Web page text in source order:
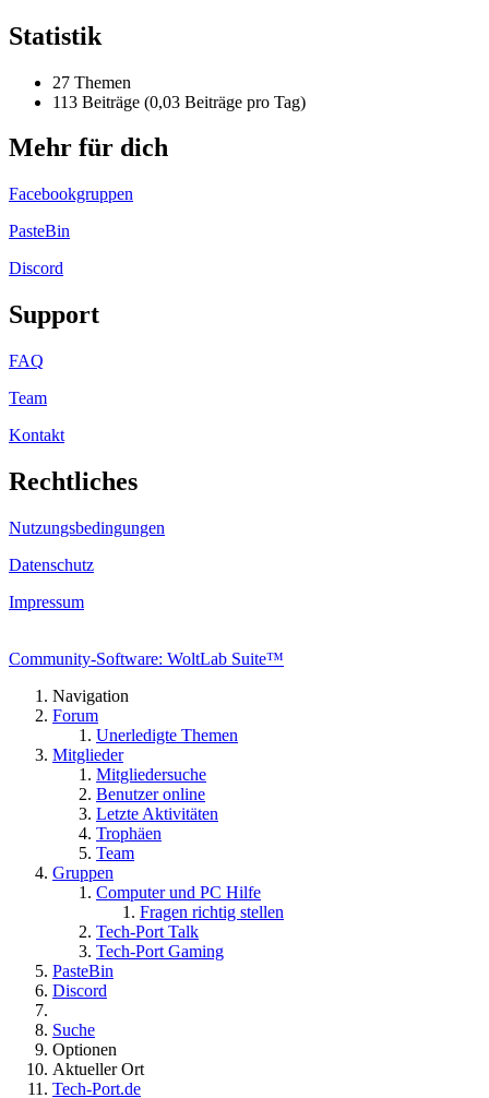
Statistik
27 Themen
113 Beiträge (0,03 Beiträge pro Tag)
Mehr für dich
Facebookgruppen
PasteBin
Discord
Support
FAQ
Team
Kontakt
Rechtliches
Nutzungsbedingungen
Datenschutz
Impressum
Community-Software: WoltLab Suite™
Navigation
Forum
Unerledigte Themen
Mitglieder
Mitgliedersuche
Benutzer online
Letzte Aktivitäten
Trophäen
Team
Gruppen
Computer und PC Hilfe
Fragen richtig stellen
Tech-Port Talk
Tech-Port Gaming
PasteBin
Discord
Suche
Optionen
Aktueller Ort
Tech-Port.de